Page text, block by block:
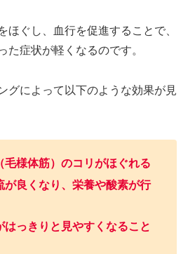
ほぐし、血行を促進することで、
た症状が軽くなるのです。
グによって以下のような効果が見
毛様体筋）のコリがほぐれる
が良くなり、栄養や酸素が行
はっきりと見やすくなること